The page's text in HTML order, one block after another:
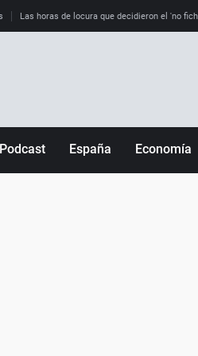
Las horas de locura que decidieron el 'no
Podcast España Economía